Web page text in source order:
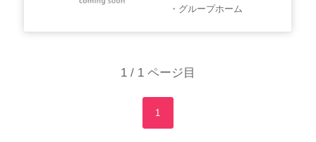
・グループホーム
1 / 1 ページ目
1